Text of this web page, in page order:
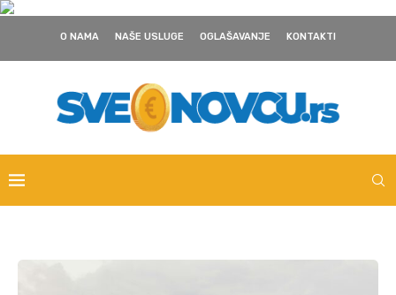
O NAMA NAŠE USLUGE OGLAŠAVANJE KONTAKTI